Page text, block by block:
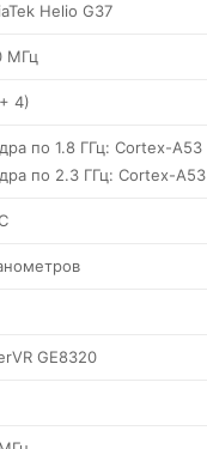
Helio G37
МГц
4)
по 1.8 ГГц: Cortex-A53
по 2.3 ГГц: Cortex-A53
GE8320